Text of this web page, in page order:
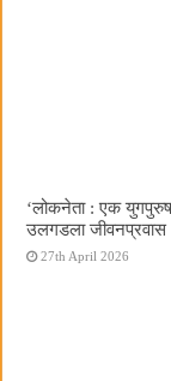
‌‘लोकनेता : एक
उलगडला जीवनप्रवास
27th April 2026